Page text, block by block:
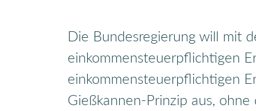
Die Bundesregierung will mit
einkommensteuerpflichtigen
einkommensteuerpflichtigen
Gießkannen-Prinzip aus,